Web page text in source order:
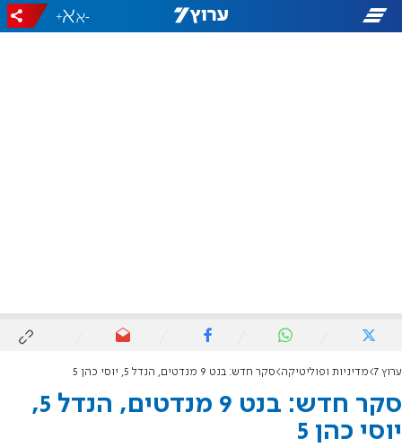
-
+
ערוץ 7 מדיניות ופוליטיקה סקר חדש: בנט 9 מנדטים, הנדל 5, יוסי כהן 5
סקר חדש: בנט 9 מנדטים, הנדל 5,
יוסי כהן 5